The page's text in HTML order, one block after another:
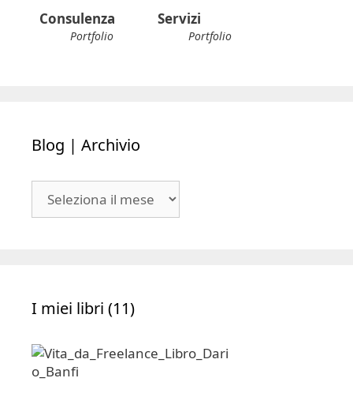
Consulenza
Portfolio
Servizi
Portfolio
Blog | Archivio
I miei libri (11)